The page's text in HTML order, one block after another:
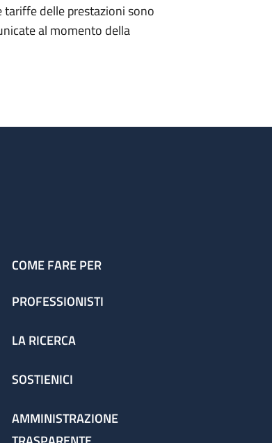
tariffe delle prestazioni sono
al momento della
COME FARE PER
PROFESSIONISTI
LA RICERCA
SOSTIENICI
AMMINISTRAZIONE